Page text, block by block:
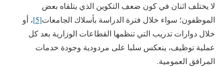
لا يختلف اثنان في كون ضعف التكوين الذي يتلقاه بعض
الموظفون؛ سواء خلال فترة الدراسة بأسلاك الجامعات[5]
، أو
خلال دوارات تدريب التي تنظمها القطاعات الوزارية بعد كل
عملية توظيف، ينعكس سلبا على مردودية وجودة خدمات
المرافق العمومية.